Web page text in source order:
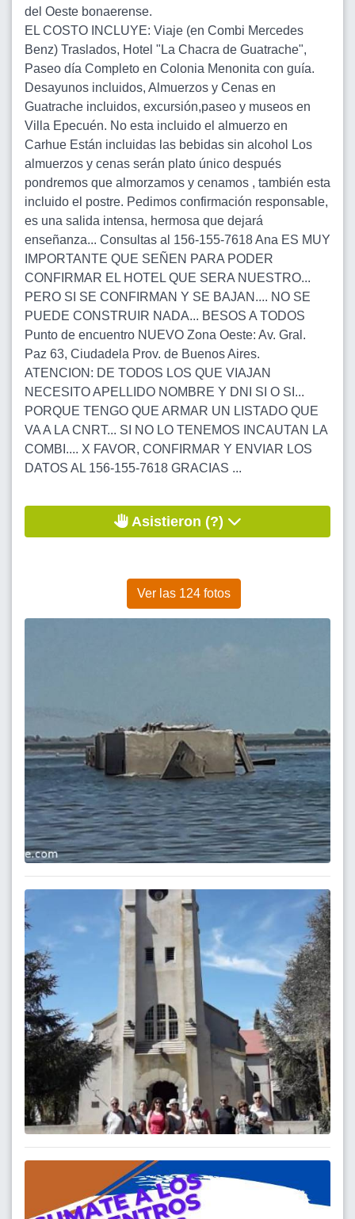
del Oeste bonaerense.
EL COSTO INCLUYE: Viaje (en Combi Mercedes
Benz) Traslados, Hotel "La Chacra de Guatrache",
Paseo día Completo en Colonia Menonita con guía.
Desayunos incluidos, Almuerzos y Cenas en
Guatrache incluidos, excursión,paseo y museos en
Villa Epecuén. No esta incluido el almuerzo en
Carhue Están incluidas las bebidas sin alcohol Los
almuerzos y cenas serán plato único después
pondremos que almorzamos y cenamos , también esta
incluido el postre. Pedimos confirmación responsable,
es una salida intensa, hermosa que dejará
enseñanza... Consultas al 156-155-7618 Ana ES MUY
IMPORTANTE QUE SEÑEN PARA PODER
CONFIRMAR EL HOTEL QUE SERA NUESTRO...
PERO SI SE CONFIRMAN Y SE BAJAN.... NO SE
PUEDE CONSTRUIR NADA... BESOS A TODOS
Punto de encuentro NUEVO Zona Oeste: Av. Gral.
Paz 63, Ciudadela Prov. de Buenos Aires.
ATENCION: DE TODOS LOS QUE VIAJAN
NECESITO APELLIDO NOMBRE Y DNI SI O SI...
PORQUE TENGO QUE ARMAR UN LISTADO QUE
VA A LA CNRT... SI NO LO TENEMOS INCAUTAN LA
COMBI.... X FAVOR, CONFIRMAR Y ENVIAR LOS
DATOS AL 156-155-7618 GRACIAS ...
Asistieron (?)
Ver las 124 fotos